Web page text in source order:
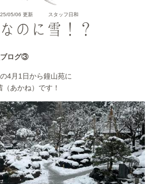
05/06 更新 スタッフ日和
のに雪！？
ログ③
4月1日から鐘山苑に
あかね）です！